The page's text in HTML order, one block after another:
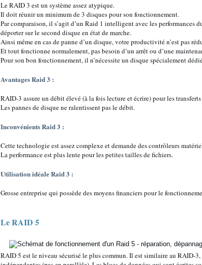
Le RAID 3 est un système assez atypique.
Il doit réunir un minimum de 3 disques pour son fonctionnement.
Par comparaison, il s’agit d’un Raid 1 intelligent avec les performances
déporter sur le second disque en état de marche.
Ainsi même en cas de panne d’un disque, votre productivité n’est pas
Et tout fonctionne normalement, pas besoin d’un arrêt ou d’une
Pour son bon fonctionnement, il n’nécessite un disque spécialement
Avantages Raid 3 :
RAID-3 assure un débit élevé (à la fois lecture et écrire) pour les
Les pannes de disque ne ralentissent pas le débit.
Inconvénients Raid 3 :
Cette technologie est assez complexe et demande des contrôleurs
La performance est plus lente pour les petites tailles de fichiers.
Utilisation idéale Raid 3 :
Grosse entreprise qui possède des moyens financiers pour le
Le RAID 5
RAID 5 est le niveau sécurisé le plus commun. Il est similaire au RAID-